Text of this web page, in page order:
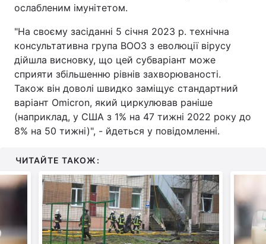
ослабленим імунітетом.
"На своєму засіданні 5 січня 2023 р. технічна
консультативна група ВООЗ з еволюції вірусу
дійшла висновку, що цей субваріант може
сприяти збільшенню рівнів захворюваності.
Також він доволі швидко заміщує стандартний
варіант Omicron, який циркулював раніше
(наприклад, у США з 1% на 47 тижні 2022 року до
8% на 50 тижні)", - йдеться у повідомленні.
ЧИТАЙТЕ ТАКОЖ: